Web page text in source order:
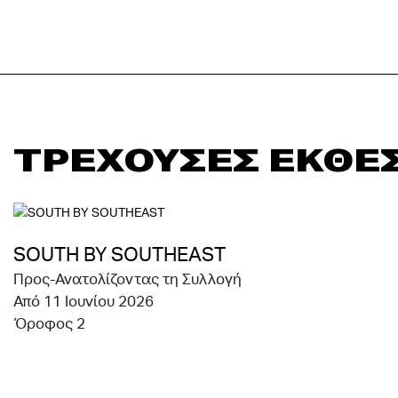
ΤΡΕΧΟΥΣΕΣ
SOUTH BY SOUTHEAST
Προς-Ανατολίζοντας τη Συλλογή
Από 11 Ιουνίου 2026
Όροφος 2